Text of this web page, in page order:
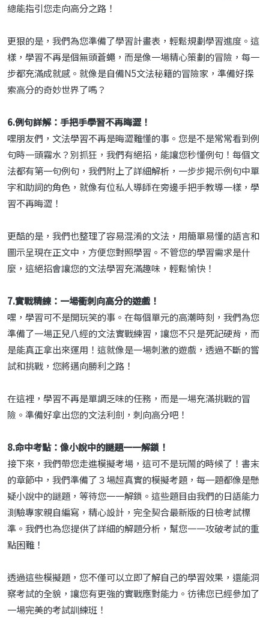
總能指引您走向高分之路！
更狠的是，我們為您準備了學習計畫表，輕鬆規劃學習進度。這
樣，學習不再是個無頭蒼蠅，而是像一場精心策劃的冒險，每一
步都充滿成就感。就像是自備N5文法秘籍的冒險家，準備好探
索高分的奇妙世界了嗎？
6.例句詳解：手把手學習不再晦澀！
嘿朋友們，文法學習不再是晦澀難懂的事。您是不是常常看到例
句時一頭霧水？別抓狂，我們有絕招，能讓您秒懂例句！每個文
法都有第一句例句，我們附上了詳細解析，一步步揭示例句中單
字和助詞的角色，就像有位私人導師在旁邊手把手教導一樣，學
習不再晦澀！
更酷的是，我們也整理了容易混淆的文法，用簡單易懂的語言和
圖示呈現在正文中，方便您對照學習。不管您的學習需求是什
麼，這絕招會讓您的文法學習充滿趣味，輕鬆愉快！
7.實戰精練：一場衝刺向高分的遊戲！
嘿，學習可不是開玩笑的事。在每個單元的高潮時刻，我們為您
準備了一場正兒八經的文法實戰練習，讓您不只是死記硬背，而
是能真正拿出來運用！這就像是一場刺激的遊戲，透過不斷的嘗
試和挑戰，您將邁向勝利之路！
在這裡，學習不再是單調乏味的任務，而是一場充滿挑戰的冒
險。準備好拿出您的文法利劍，刺向高分吧！
8.命中考點：像小說中的謎題一一解鎖！
接下來，我們帶您走進模擬考場，這可不是玩鬧的時候了！書末
的章節中，我們準備了３場超真實的模擬考題，每一題都像是懸
疑小說中的謎題，等待您一一解鎖。這些題目由我們的日語能力
測驗專家親自編寫，精心設計，完全契合最新版的日檢考試標
準。我們也為您提供了詳細的解題分析，幫您一一攻破考試的重
點困難！
透過這些模擬題，您不僅可以立即了解自己的學習效果，還能洞
察考試的全貌，讓您有更強的實戰應對能力。彷彿您已經參加了
一場完美的考試訓練班！